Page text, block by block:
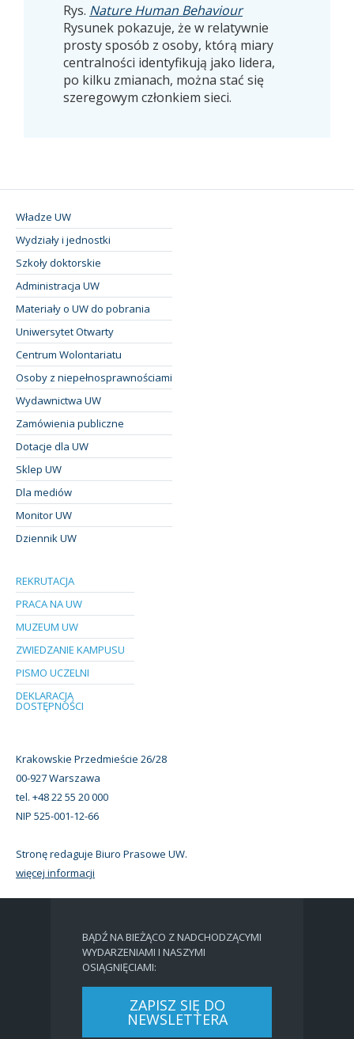
Rys. Nature Human Behaviour
Rysunek pokazuje, że w relatywnie
prosty sposób z osoby, którą miary
centralności identyfikują jako lidera,
po kilku zmianach, można stać się
szeregowym członkiem sieci.
Władze UW
Wydziały i jednostki
Szkoły doktorskie
Administracja UW
Materiały o UW do pobrania
Uniwersytet Otwarty
Centrum Wolontariatu
Osoby z niepełnosprawnościami
Wydawnictwa UW
Zamówienia publiczne
Dotacje dla UW
Sklep UW
Dla mediów
Monitor UW
Dziennik UW
REKRUTACJA
PRACA NA UW
MUZEUM UW
ZWIEDZANIE KAMPUSU
PISMO UCZELNI
DEKLARACJA
DOSTĘPNOŚCI
Krakowskie Przedmieście 26/28
00-927 Warszawa
tel. +48 22 55 20 000
NIP 525-001-12-66
Stronę redaguje Biuro Prasowe UW.
więcej informacji
BĄDŹ NA BIEŻĄCO Z NADCHODZĄCYMI
WYDARZENIAMI I NASZYMI
OSIĄGNIĘCIAMI:
ZAPISZ SIĘ DO
NEWSLETTERA